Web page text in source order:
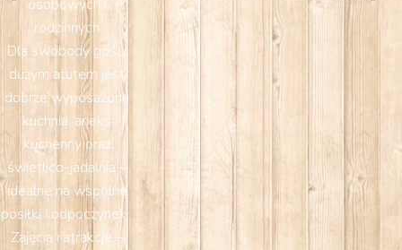
osobowych i
rodzinnych
Dla swobody gości
dużym atutem jest
dobrze wyposażona
kuchnia, aneks
kuchenny oraz
świetlico-jadalnia –
idealne na wspólne
posiłki i odpoczynek.
Zajęcia i atrakcje –